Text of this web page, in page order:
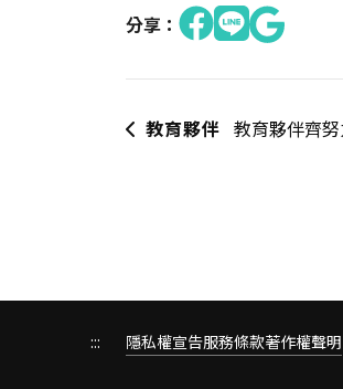
分享：
教育夥伴 教育夥伴齊
::: 隱私權宣告服務條款著作權聲明